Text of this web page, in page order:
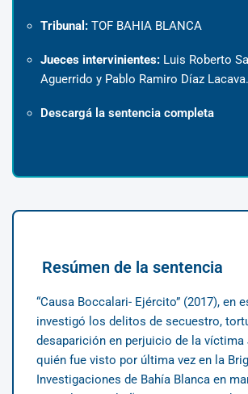
Tribunal: TOF BAHIA BLANCA
Jueces intervinientes: Luis Roberto
Aguerrido y Pablo Ramiro Díaz Lacava.
Descargá la sentencia completa
Resúmen de la sentencia
“Causa Boccalari- Ejército” (2017), en
investigó los delitos de secuestro,
desaparición en perjuicio de la
quién fue visto por última vez en la
Investigaciones de Bahía Blanca en